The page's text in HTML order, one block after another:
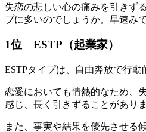
失恋の悲しい心の痛みを引きず
プに多いのでしょうか。早速み
1位 ESTP（起業家）
ESTPタイプは、自由奔放で行動
恋愛においても情熱的なため、
感じ、長く引きずることがありま
また、事実や結果を優先させる